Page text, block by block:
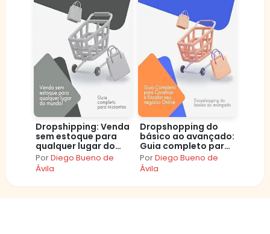
Dropshipping: Venda
sem estoque para
qualquer lugar do
mundo!
PorDiego Bueno de
Ávila
Dropshopping do
básico ao avançado:
Guia completo para
construir e escalar
seu negócio online
PorDiego Bueno de
Ávila